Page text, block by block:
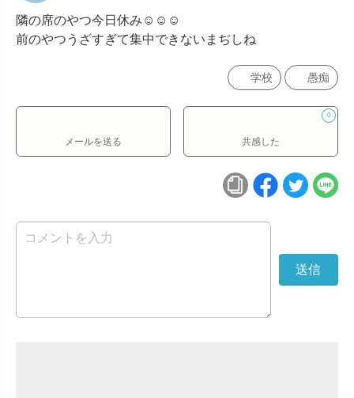
隣の席のやつ今日休み☺️☺️☺️
前のやつうざすぎて集中できないまぢしね
学校 愚痴
メールを送る
0
共感した